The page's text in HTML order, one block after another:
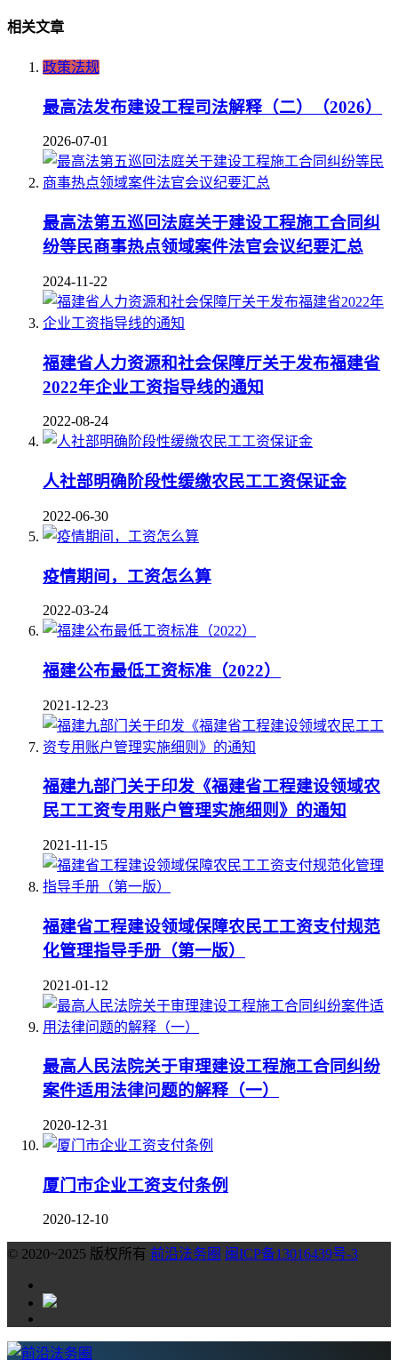
相关文章
政策法规
最高法发布建设工程司法解释（二）（2026）
2026-07-01
最高法第五巡回法庭关于建设工程施工合同纠
纷等民商事热点领域案件法官会议纪要汇总
2024-11-22
福建省人力资源和社会保障厅关于发布福建省
2022年企业工资指导线的通知
2022-08-24
人社部明确阶段性缓缴农民工工资保证金
2022-06-30
疫情期间，工资怎么算
2022-03-24
福建公布最低工资标准（2022）
2021-12-23
福建九部门关于印发《福建省工程建设领域农
民工工资专用账户管理实施细则》的通知
2021-11-15
福建省工程建设领域保障农民工工资支付规范
化管理指导手册（第一版）
2021-01-12
最高人民法院关于审理建设工程施工合同纠纷
案件适用法律问题的解释（一）
2020-12-31
厦门市企业工资支付条例
2020-12-10
© 2020~2025 版权所有 前沿法务圈 闽ICP备13016439号-3